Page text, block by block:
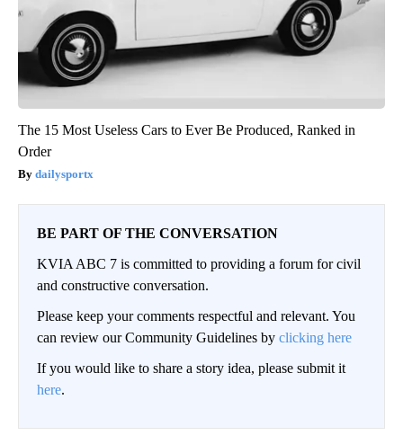
The 15 Most Useless Cars to Ever Be Produced, Ranked in
Order
dailysportx
BE PART OF THE CONVERSATION
KVIA ABC 7 is committed to providing a forum for civil
and constructive conversation.
Please keep your comments respectful and relevant. You
can review our Community Guidelines by clicking here
If you would like to share a story idea, please submit it
here.